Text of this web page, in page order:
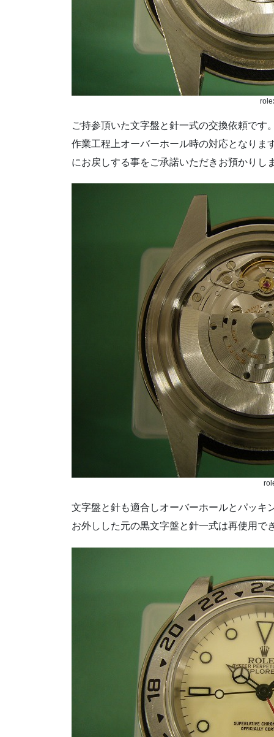
ご持参頂いた文字盤と針一式の交換依頼です
作業工程上オーバーホール時の対応となりま
にお戻しする事をご承諾いただきお預かりし
文字盤と針も適合しオーバーホールとパッキ
お外しした元の黒文字盤と針一式は再使用で